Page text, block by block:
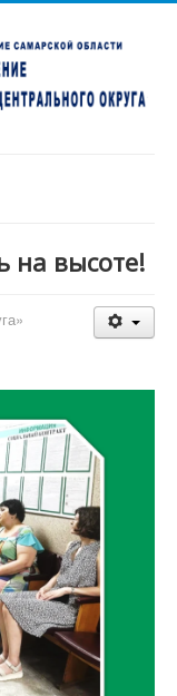
прием
на высоте!